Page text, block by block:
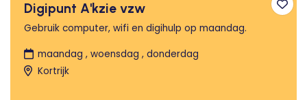
Digipunt A'kzie vzw
Gebruik computer, wifi en digihulp op maandag.
maandag , woensdag , donderdag
Kortrijk